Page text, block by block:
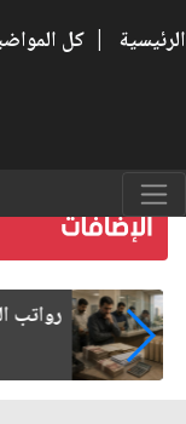
الرئيسية | كل
رواتب